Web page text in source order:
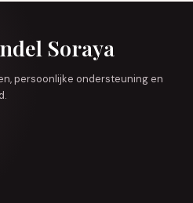
Soraya
persoonlijke ondersteuning en